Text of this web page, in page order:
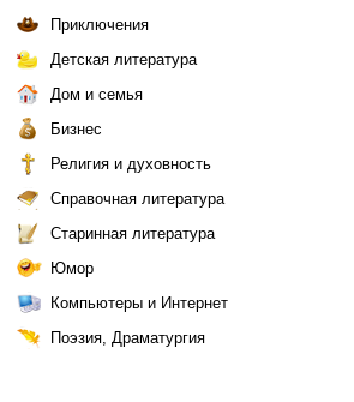
Приключения
Детская литература
Дом и семья
Бизнес
Религия и духовность
Справочная литература
Старинная литература
Юмор
Компьютеры и Интернет
Поэзия, Драматургия